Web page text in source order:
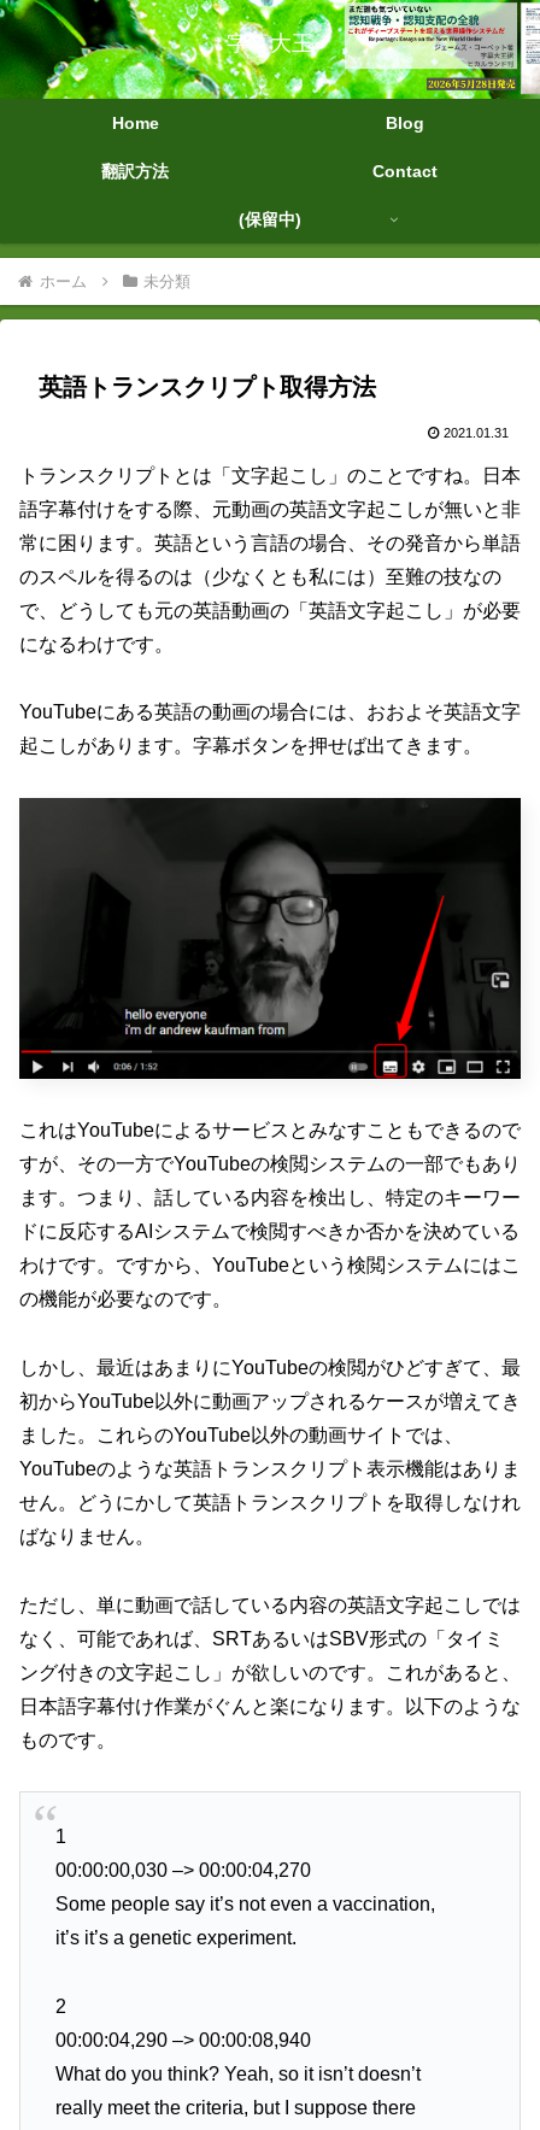
字幕大王
Home Blog
翻訳方法 Contact
(保留中)
ホーム 未分類
英語トランスクリプト取得方法
2021.01.31
トランスクリプトとは「文字起こし」のことですね。日本
語字幕付けをする際、元動画の英語文字起こしが無いと非
常に困ります。英語という言語の場合、その発音から単語
のスペルを得るのは（少なくとも私には）至難の技なの
で、どうしても元の英語動画の「英語文字起こし」が必要
になるわけです。
YouTubeにある英語の動画の場合には、おおよそ英語文字
起こしがあります。字幕ボタンを押せば出てきます。
これはYouTubeによるサービスとみなすこともできるので
すが、その一方でYouTubeの検閲システムの一部でもあり
ます。つまり、話している内容を検出し、特定のキーワー
ドに反応するAIシステムで検閲すべきか否かを決めている
わけです。ですから、YouTubeという検閲システムにはこ
の機能が必要なのです。
しかし、最近はあまりにYouTubeの検閲がひどすぎて、最
初からYouTube以外に動画アップされるケースが増えてき
ました。これらのYouTube以外の動画サイトでは、
YouTubeのような英語トランスクリプト表示機能はありま
せん。どうにかして英語トランスクリプトを取得しなけれ
ばなりません。
ただし、単に動画で話している内容の英語文字起こしでは
なく、可能であれば、SRTあるいはSBV形式の「タイミ
ング付きの文字起こし」が欲しいのです。これがあると、
日本語字幕付け作業がぐんと楽になります。以下のような
ものです。
1
00:00:00,030 –> 00:00:04,270
Some people say it’s not even a vaccination,
it’s it’s a genetic experiment.
2
00:00:04,290 –> 00:00:08,940
What do you think? Yeah, so it isn’t doesn’t
really meet the criteria, but I suppose there